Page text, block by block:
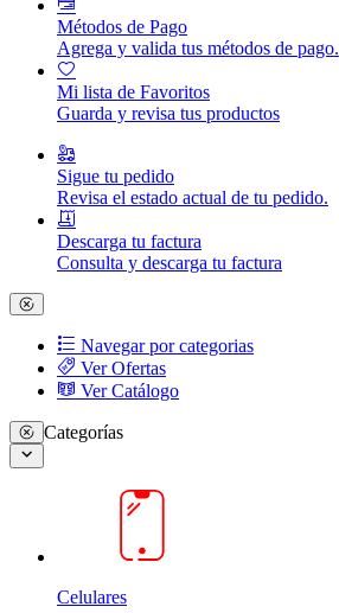
Métodos de Pago
Agrega y valida tus métodos de pago.
Mi lista de Favoritos
Guarda y revisa tus productos
Sigue tu pedido
Revisa el estado actual de tu pedido.
Descarga tu factura
Consulta y descarga tu factura
Navegar por categorias
Ver Ofertas
Ver Catálogo
Categorías
Celulares